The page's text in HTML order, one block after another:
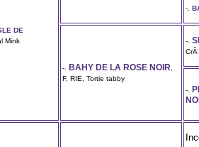
DE
Mink
-.
-. BAHY DE LA ROSE NOIR
F, RIE, Tortie tabby
-.
-.